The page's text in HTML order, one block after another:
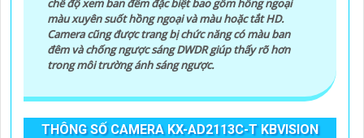
camera kim loại phù hợp với túi tiền.
Hy vọng những gợi ý trên sẽ giúp bạn chọn lựa được
một chiếc camera kim loại hoàn hảo.
chế độ xem ban đêm đặc biệt bao gồm hồng ngoại
màu xuyên suốt hồng ngoại và màu hoặc tắt HD.
Camera cũng được trang bị chức năng có màu ban
đêm và chống ngược sáng DWDR giúp thấy rõ hơn
trong môi trường ánh sáng ngược.
THÔNG SỐ CAMERA KX-AD2113C-T KBVISION